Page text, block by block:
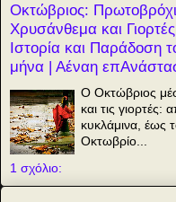
Οκτώβριος:
Χρυσάνθεμα και
Ιστορία και Παράδοση
μήνα | Αέναη
Ο Οκτώβριος
και τις
κυκλάμινα, έως
Οκτωβρίο...
1 σχόλιο: